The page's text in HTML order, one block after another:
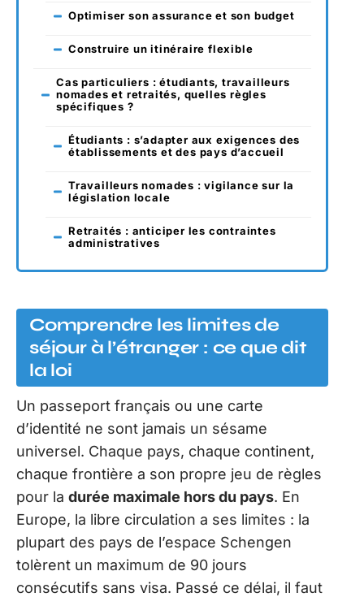
Optimiser son assurance et son budget
Construire un itinéraire flexible
Cas particuliers : étudiants, travailleurs
nomades et retraités, quelles règles
spécifiques ?
Étudiants : s’adapter aux exigences des
établissements et des pays d’accueil
Travailleurs nomades : vigilance sur la
législation locale
Retraités : anticiper les contraintes
administratives
Comprendre les limites de
séjour à l’étranger : ce que dit
la loi
Un passeport français ou une carte
d’identité ne sont jamais un sésame
universel. Chaque pays, chaque continent,
chaque frontière a son propre jeu de règles
pour la durée maximale hors du pays. En
Europe, la libre circulation a ses limites : la
plupart des pays de l’espace Schengen
tolèrent un maximum de 90 jours
consécutifs sans visa. Passé ce délai, il faut